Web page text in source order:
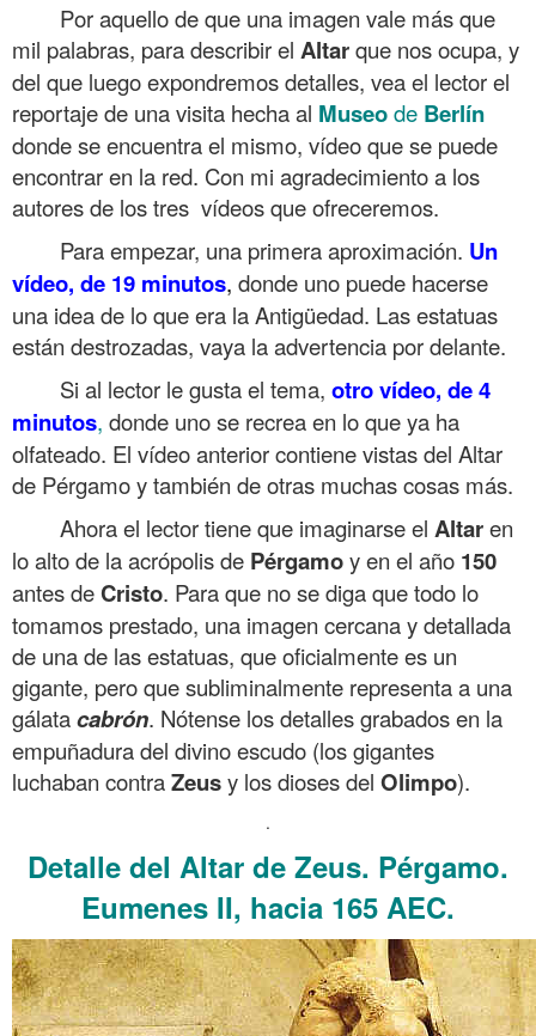
Por aquello de que una imagen vale más que
mil palabras, para describir el Altarque nos ocupa, y
del que luego expondremos detalles, vea el lector el
reportaje de una visita hecha al Museode Berlín
donde se encuentra el mismo, vídeo que se puede
encontrar en la red. Con mi agradecimiento a los
autores de los tres vídeos que ofreceremos.
Para empezar, una primera aproximación. Un
vídeo, de 19 minutos, donde uno puede hacerse
una idea de lo que era la Antigüedad. Las estatuas
están destrozadas, vaya la advertencia por delante.
Si al lector le gusta el tema, otro vídeo, de 4
minutos, donde uno se recrea en lo que ya ha
olfateado. El vídeo anterior contiene vistas del Altar
de Pérgamo y también de otras muchas cosas más.
Ahora el lector tiene que imaginarse el Altaren
lo alto de la acrópolis de Pérgamoy en el año 150
antes deCristo. Para que no se diga que todo lo
tomamos prestado, una imagen cercana y detallada
de una de las estatuas, que oficialmente es un
gigante, pero que subliminalmente representa a una
gálatacabrón. Nótense los detalles grabados en la
empuñadura del divino escudo (los gigantes
luchaban contraZeusy los dioses del Olimpo).
.
Detalle del Altar de Zeus. Pérgamo.
Eumenes II, hacia 165 AEC.